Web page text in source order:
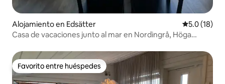
Alojamiento en Edsätter Calificación
5.0 (18)
Casa de vacaciones junto al mar en Nordingrå, Höga
Favorito entre huéspedes
Favorito entre huéspedes